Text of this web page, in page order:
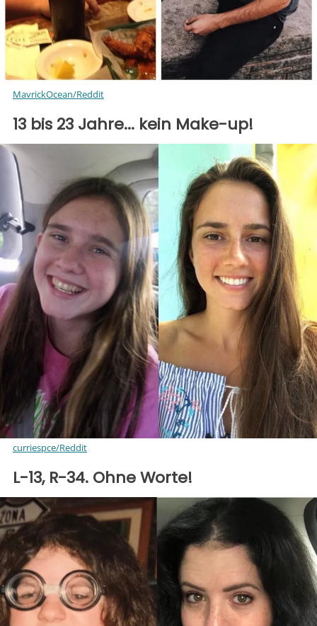
MavrickOcean/Reddit
13 bis 23 Jahre... kein Make-up!
curriespce/Reddit
L-13, R-34. Ohne Worte!